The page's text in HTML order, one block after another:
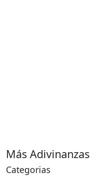
Más Adivinanzas
Categorias